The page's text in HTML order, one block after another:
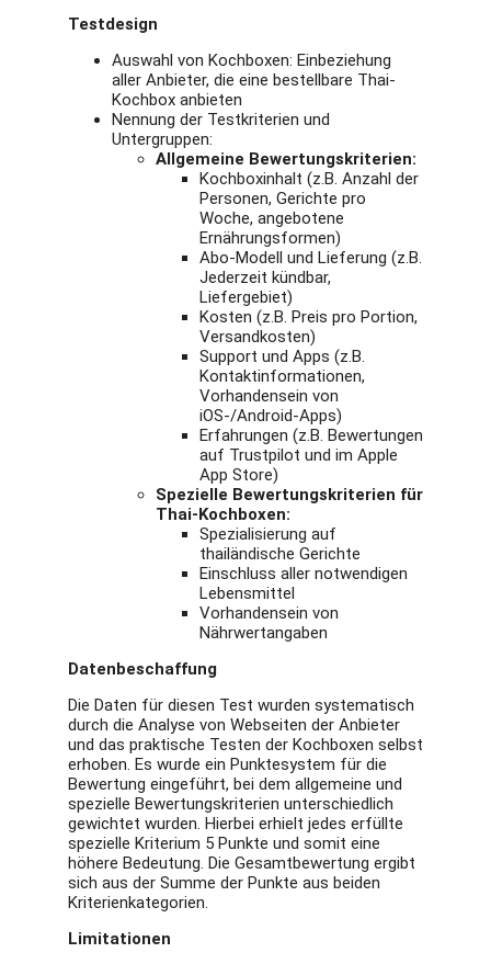
Testdesign
Auswahl von Kochboxen: Einbeziehung
aller Anbieter, die eine bestellbare Thai-
Kochbox anbieten
Nennung der Testkriterien und
Untergruppen:
Allgemeine Bewertungskriterien:
Kochboxinhalt (z.B. Anzahl der
Personen, Gerichte pro
Woche, angebotene
Ernährungsformen)
Abo-Modell und Lieferung (z.B.
Jederzeit kündbar,
Liefergebiet)
Kosten (z.B. Preis pro Portion,
Versandkosten)
Support und Apps (z.B.
Kontaktinformationen,
Vorhandensein von
iOS-/Android-Apps)
Erfahrungen (z.B. Bewertungen
auf Trustpilot und im Apple
App Store)
Spezielle Bewertungskriterien für
Thai-Kochboxen:
Spezialisierung auf
thailändische Gerichte
Einschluss aller notwendigen
Lebensmittel
Vorhandensein von
Nährwertangaben
Datenbeschaffung
Die Daten für diesen Test wurden systematisch
durch die Analyse von Webseiten der Anbieter
und das praktische Testen der Kochboxen selbst
erhoben. Es wurde ein Punktesystem für die
Bewertung eingeführt, bei dem allgemeine und
spezielle Bewertungskriterien unterschiedlich
gewichtet wurden. Hierbei erhielt jedes erfüllte
spezielle Kriterium 5 Punkte und somit eine
höhere Bedeutung. Die Gesamtbewertung ergibt
sich aus der Summe der Punkte aus beiden
Kriterienkategorien.
Limitationen